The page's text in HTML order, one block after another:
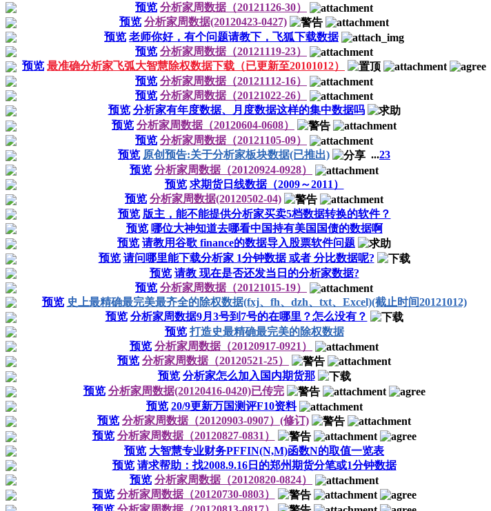
预览 分析家周数据（20121126-30）
预览 分析家周数据(20120423-0427)
预览 老师你好，有个问题请教下，飞狐下载数据
预览 分析家周数据（20121119-23）
预览 最准确分析家飞弧大智慧除权数据下载（已更新至20101012）
预览 分析家周数据（20121112-16）
预览 分析家周数据（20121022-26）
预览 分析家有年度数据、月度数据这样的集中数据吗
预览 分析家周数据（20120604-0608）
预览 分析家周数据（20121105-09）
预览 原创预告:关于分析家板块数据(已推出) ...23
预览 分析家周数据（20120924-0928）
预览 求期货日线数据（2009～2011）
预览 分析家周数据(20120502-04)
预览 版主，能不能提供分析家买卖5档数据转换的软件？
预览 哪位大神知道去哪看中国持有美国国债的数据啊
预览 请教用谷歌 finance的数据导入股票软件问题
预览 请问哪里能下载分析家 1分钟数据 或者 分比数据呢?
预览 请教 现在是否还发当日的分析家数据?
预览 分析家周数据（20121015-19）
预览 史上最精确最完美最齐全的除权数据(fxj、fh、dzh、txt、Excel)(截止时间20121012)
预览 分析家周数据9月3号到7号的在哪里？怎么没有？
预览 打造史最精确最完美的除权数据
预览 分析家周数据（20120917-0921）
预览 分析家周数据（20120521-25）
预览 分析家怎么加入国内期货那
预览 分析家周数据(20120416-0420)已传完
预览 20/9更新万国测评F10资料
预览 分析家周数据（20120903-0907）(修订)
预览 分析家周数据（20120827-0831）
预览 大智慧专业财务PFFIN(N,M)函数N的取值一览表
预览 请求帮助：找2008.9.16日的郑州期货分笔或1分钟数据
预览 分析家周数据（20120820-0824）
预览 分析家周数据（20120730-0803）